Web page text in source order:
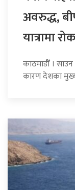
अवरुद्ध,
यात्रामा
काठमाडौँ ।
कारण देशका मुख्य